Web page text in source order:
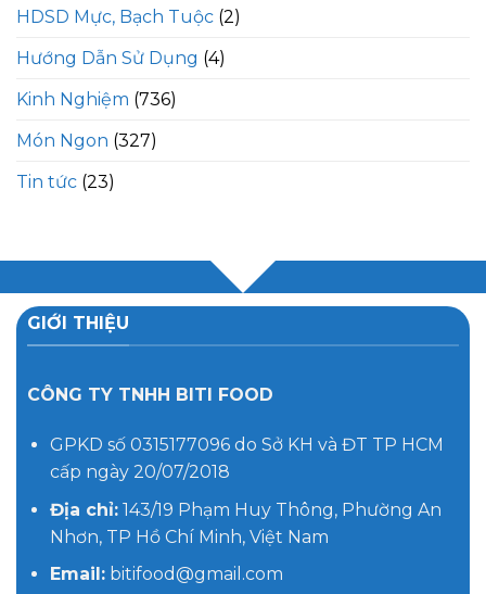
HDSD Mực, Bạch Tuộc (2)
Hướng Dẫn Sử Dụng (4)
Kinh Nghiệm (736)
Món Ngon (327)
Tin tức (23)
GIỚI THIỆU
CÔNG TY TNHH BITI FOOD
GPKD số 0315177096 do Sở KH và ĐT TP HCM
cấp ngày 20/07/2018
Địa chỉ:143/19 Phạm Huy Thông, Phường An
Nhơn, TP Hồ Chí Minh, Việt Nam
Email:bitifood@gmail.com